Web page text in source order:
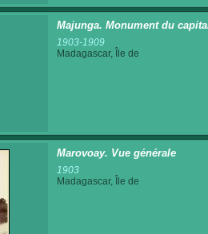
Majunga. Monument du
1903-1909
Madagascar, Île de
Marovoay. Vue générale
1903
Madagascar, Île de